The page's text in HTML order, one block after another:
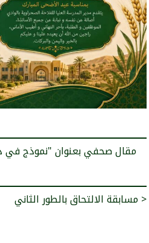
مسابقة الالتحاق بالطور الثاني >